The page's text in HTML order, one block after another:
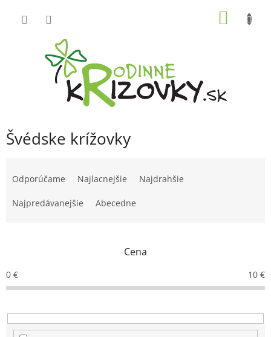
Švédske krížovky
r
o
u
k
Odporúčame Najlacnejšie Najdrahšie
Najpredávanejšie Abecedne
Cena
0 € 10 €